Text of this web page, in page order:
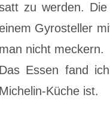
zu werden.
Gyrosteller
man nicht meckern.
Das Essen fand
Michelin-Küche ist.